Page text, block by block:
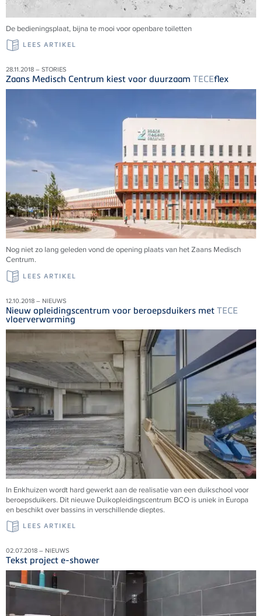
De bedieningsplaat, bijna te mooi voor openbare toiletten
LEES ARTIKEL
28.11.2018 – STORIES
Zaans Medisch Centrum kiest voor duurzaam TECEflex
Nog niet zo lang geleden vond de opening plaats van het Zaans Medisch
Centrum.
LEES ARTIKEL
12.10.2018 – NIEUWS
Nieuw opleidingscentrum voor beroepsduikers met TECE
vloerverwarming
In Enkhuizen wordt hard gewerkt aan de realisatie van een duikschool voor
beroepsduikers. Dit nieuwe Duikopleidingscentrum BCO is uniek in Europa
en beschikt over bassins in verschillende dieptes.
LEES ARTIKEL
02.07.2018 – NIEUWS
Tekst project e-shower